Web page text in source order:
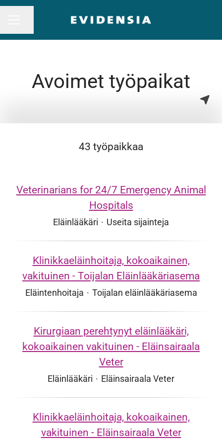
Avoimet työpaikat
43 työpaikkaa
Veterinarians for 24/7 Emergency Animal
Hospitals
Eläinlääkäri · Useita sijainteja
Klinikkaeläinhoitaja, kokoaikainen,
vakituinen - Toijalan Eläinlääkäriasema
Eläintenhoitaja · Toijalan eläinlääkäriasema
Kirurgiaan perehtynyt eläinlääkäri,
kokoaikainen vakituinen - Eläinsairaala
Veter
Eläinlääkäri · Eläinsairaala Veter
Klinikkaeläinhoitaja, kokoaikainen,
vakituinen - Eläinsairaala Veter